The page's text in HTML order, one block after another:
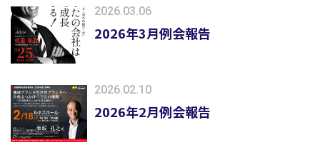
2026.03.06
2026年3月例会報告
2026.02.10
2026年2月例会報告